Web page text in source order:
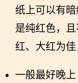
纸上可以有
是纯红色，
红、大红为
一般最好晚